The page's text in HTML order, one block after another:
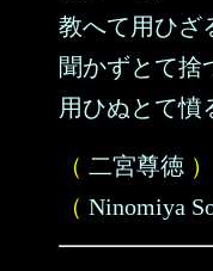
教へて用ひざ
聞かずとて捨
用ひぬとて憤
（ 二宮尊徳 ）
（ Ninomiya